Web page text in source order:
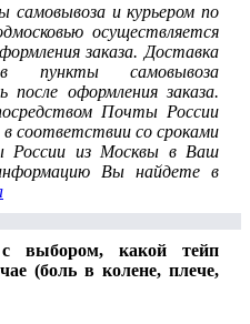
и курьером по
осуществляется
заказа. Доставка
пункты самовывоза
после оформления заказа.
Почты России
соответствии со сроками
России из Москвы в Ваш
Вы найдете в
выбором, какой тейп
(боль в колене, плече,